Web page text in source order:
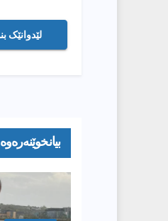
بیانخوێنەرەوە